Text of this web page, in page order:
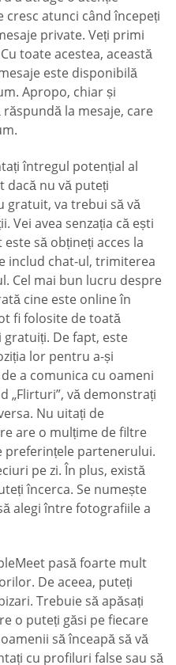
atunci când începeți
private. Veți primi
toate acestea, această
este disponibilă
Apropo, chiar și
la mesaje, care
întregul potențial al
dacă nu vă puteți
gratuit, va trebui să vă
Vei avea senzația că ești
să obțineți acces la
includ chat-ul, trimiterea
Cel mai bun lucru despre
cine este online în
fi folosite de toată
De fapt, este
lor pentru a-și
a comunica cu oameni
„Flirturi”, vă demonstrați
Nu uitați de
are o mulțime de filtre
partenerului.
pe zi. În plus, există
încerca. Se numește
alegi între fotografiile a
pasă foarte mult
De aceea, puteți
Trebuie să apăsați
o puteți găsi pe fiecare
să înceapă să vă
cu profiluri false sau să